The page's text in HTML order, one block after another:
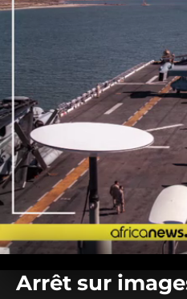
seconds
Arrêt sur